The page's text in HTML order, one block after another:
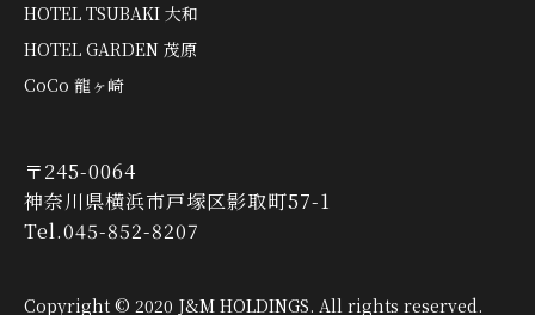
HOTEL TSUBAKI 大和
HOTEL GARDEN 茂原
CoCo 龍ヶ崎
〒245-0064
神奈川県横浜市戸塚区影取町57-1
Tel.045-852-8207
Copyright © 2020 J&M HOLDINGS. All rights reserved.